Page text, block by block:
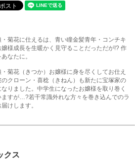
菊花に仕えるは、青い瞳金髪青年・コンチキ
様成長を生暖かく見守ることだっただが!? 作
なたに。
菊花（きつか）お嬢様に身を尽くしてお仕え
クローン・喜稔（きねん）も新たに宝塚家の
りました。中学生になったお嬢様を取り巻く
すが…?若干常識外れな方々を巻き込んでのラ
けします。
クス